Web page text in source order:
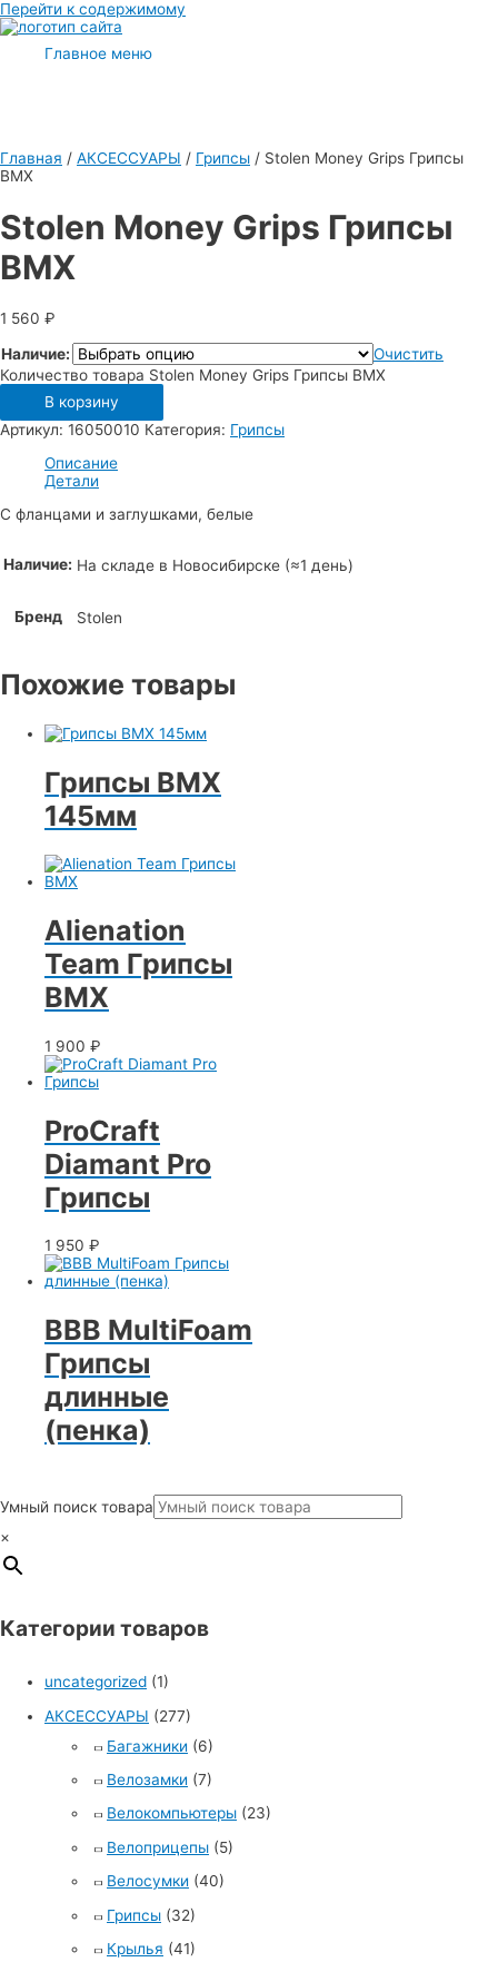
Перейти к содержимому
Главное меню
Главная / АКСЕССУАРЫ / Грипсы / Stolen Money Grips Грипсы
BMX
Stolen Money Grips Грипсы
BMX
1 560 ₽
Наличие:
Очистить
Количество товара Stolen Money Grips Грипсы BMX
В корзину
Артикул: 16050010 Категория: Грипсы
Описание
Детали
С фланцами и заглушками, белые
Наличие: На складе в Новосибирске (≈1 день)
Бренд Stolen
Похожие товары
Грипсы BMX
145мм
Alienation
Team Грипсы
BMX
1 900 ₽
ProCraft
Diamant Pro
Грипсы
1 950 ₽
BBB MultiFoam
Грипсы
длинные
(пенка)
Умный поиск товара
×
Категории товаров
uncategorized (1)
АКСЕССУАРЫ (277)
Багажники (6)
Велозамки (7)
Велокомпьютеры (23)
Велоприцепы (5)
Велосумки (40)
Грипсы (32)
Крылья (41)